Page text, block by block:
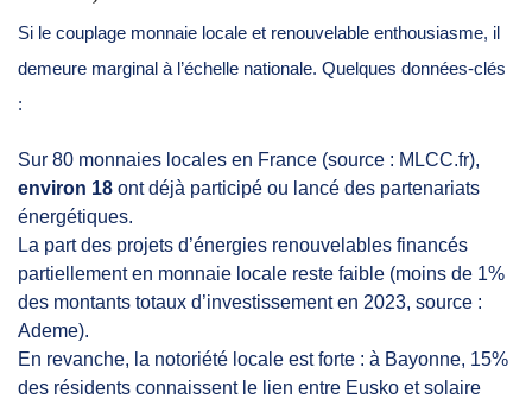
Si le couplage monnaie locale et renouvelable enthousiasme, il
demeure marginal à l’échelle nationale. Quelques données-clés
:
Sur 80 monnaies locales en France (source : MLCC.fr),
environ 18 ont déjà participé ou lancé des partenariats
énergétiques.
La part des projets d’énergies renouvelables financés
partiellement en monnaie locale reste faible (moins de 1%
des montants totaux d’investissement en 2023, source :
Ademe).
En revanche, la notoriété locale est forte : à Bayonne, 15%
des résidents connaissent le lien entre Eusko et solaire